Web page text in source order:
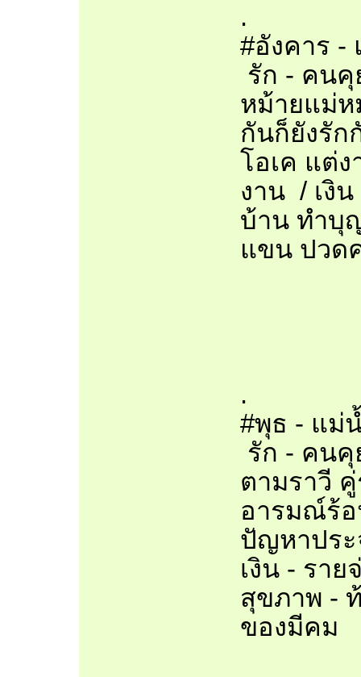
.
#อังคาร -
รัก - คน
หม้ายแม่ห
กันก็ยังรัก
โอเค แต่
งาน / เงิ
บ้าน ทำบุ
แขน ปวด
.
#พุธ - แม่
รัก - คนคุ
ตามราวี
อารมณ์ร้อ
ปัญหาปร
เงิน - ราย
สุขภาพ -
ของมีคม